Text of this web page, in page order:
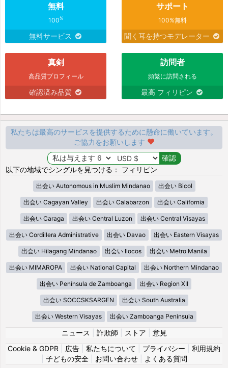
無料
100%
無料サービス
サポート
100%無料
聞く耳を持つモデレーター
真剣
高品質プロフィール
確認済み品質
訪問者
頻繁に訪問される
最高 フィリピン
私たちは最高のサービスを提供するために懸命に働いています。
ご協力をお願いします
以下の地域でシングルを見つける： フィリピン
出会い Autonomous in Muslim Mindanao 出会い Bicol
出会い Cagayan Valley 出会い Calabarzon 出会い California
出会い Caraga 出会い Central Luzon 出会い Central Visayas
出会い Cordillera Administrative 出会い Davao 出会い Eastern Visayas
出会い Hilagang Mindanao 出会い Ilocos 出会い Metro Manila
出会い MIMAROPA 出会い National Capital 出会い Northern Mindanao
出会い Península de Zamboanga 出会い Region XII
出会い SOCCSKSARGEN 出会い South Australia
出会い Western Visayas 出会い Zamboanga Peninsula
ニュース 詐欺師 ストア
意見
Cookie & GDPR
広告 私たちについて プライバシー
利用規約
子どもの安全| お問い合わせ| よくある質問